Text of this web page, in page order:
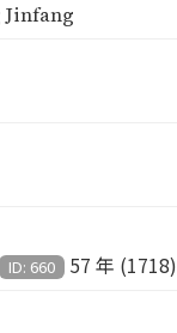
Jinfang
ID: 660
57 年 (1718)